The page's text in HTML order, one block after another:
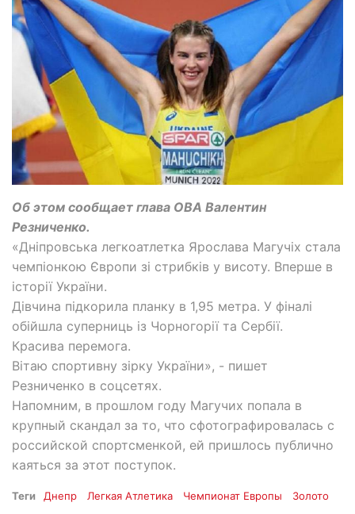
Об этом сообщает глава ОВА Валентин
Резниченко.
«Дніпровська легкоатлетка Ярослава Магучіх стала
чемпіонкою Європи зі стрибків у висоту. Вперше в
історії України.
Дівчина підкорила планку в 1,95 метра. У фіналі
обійшла суперниць із Чорногорії та Сербії.
Красива перемога.
Вітаю спортивну зірку України», - пишет
Резниченко в соцсетях.
Напомним, в прошлом году Магучих попала в
крупный скандал за то, что сфотографировалась с
российской спортсменкой, ей пришлось публично
каяться за этот поступок.
Теги Днепр Легкая Атлетика Чемпионат Европы Золото